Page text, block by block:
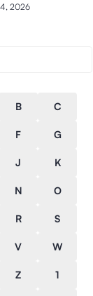
2026
B C
F G
J K
N O
R S
V W
Z 1